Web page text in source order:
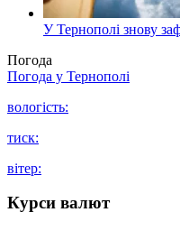
У Тернополі знову
Погода
Погода у Тернополі
вологість:
тиск:
вітер:
Курси валют